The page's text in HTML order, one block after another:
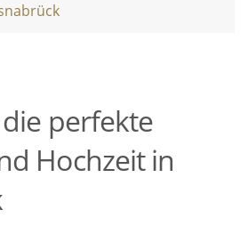
perfekte
Hochzeit in